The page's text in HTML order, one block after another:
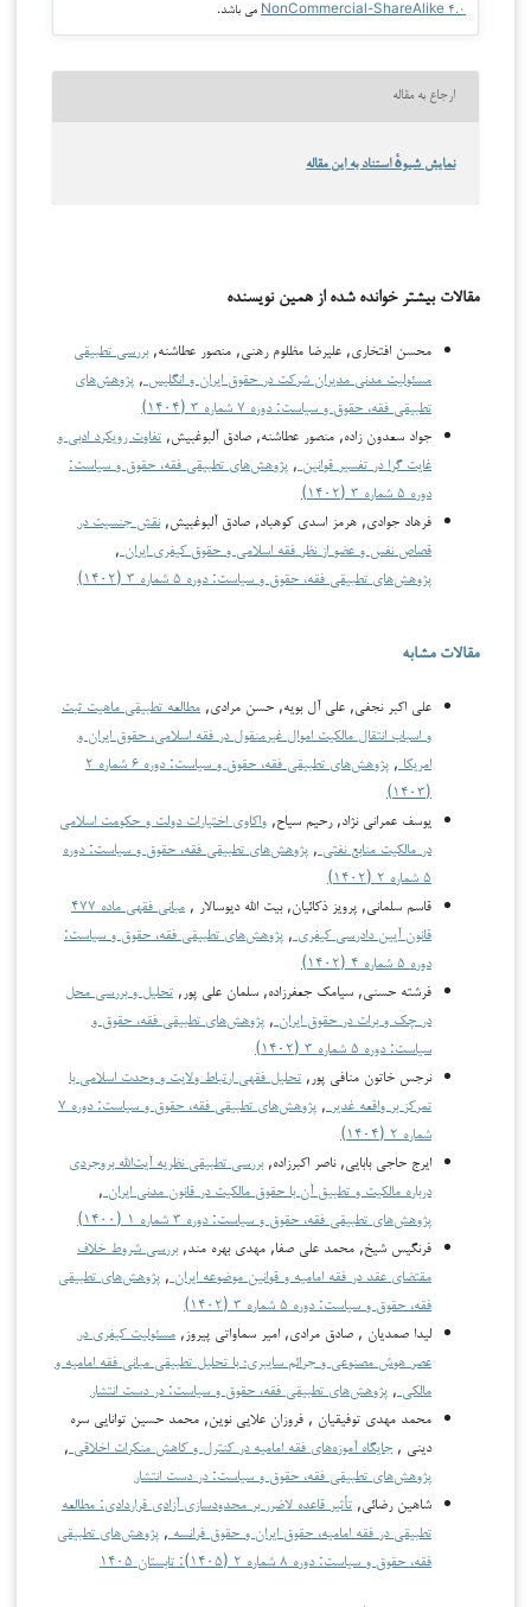
NonCommercial-ShareAlike ۴.۰ می باشد.
ارجاع به مقاله
نمایش شیوهٔ استناد به این مقاله
مقالات بیشتر خوانده شده از همین نویسنده
محسن افتخاری, علیرضا مظلوم رهنی, منصور عطاشنه,بررسی تطبیقی
مسئولیت مدنی مدیران شرکت در حقوق ایران و انگلیس , پژوهش‌های
تطبیقی فقه، حقوق و سیاست: دوره ۷ شماره ۳ (۱۴۰۴)
جواد سعدون زاده, منصور عطاشنه, صادق آلبوغبیش, تفاوت رویکرد ادبی و
غایت گرا در تفسیر قوانین , پژوهش‌های تطبیقی فقه، حقوق و سیاست:
دوره ۵ شماره ۳ (۱۴۰۲)
فرهاد جوادی, هرمز اسدی کوهباد, صادق آلبوغبیش,نقش جنسیت در
قصاص نفس و عضو از نظر فقه اسلامی و حقوق کیفری ایران ,
پژوهش‌های تطبیقی فقه، حقوق و سیاست: دوره ۵ شماره ۳ (۱۴۰۲)
مقالات مشابه
علی اکبر نجفی, علی آل بویه, حسن مرادی, مطالعه تطبیقی ماهیت ثبت
و اسباب انتقال مالکیت اموال غیرمنقول در فقه اسلامی، حقوق ایران و
امریکا ,
پژوهش‌های تطبیقی فقه، حقوق و سیاست: دوره ۶ شماره ۲
(۱۴۰۳)
یوسف عمرانی نژاد, رحیم سیاح, واکاوی اختیارات دولت و حکومت اسلامی
در مالکیت منابع نفتی , پژوهش‌های تطبیقی فقه، حقوق و سیاست: دوره
۵ شماره ۲ (۱۴۰۲)
قاسم سلمانی, پرویز ذکائیان, بیت الله دیوسالار ,
مبانی فقهی ماده ۴۷۷
قانون آیین دادرسی کیفری , پژوهش‌های تطبیقی فقه، حقوق و سیاست:
دوره ۵ شماره ۴ (۱۴۰۲)
فرشته حسنی, سیامک جعفرزاده, سلمان علی پور, تحلیل و بررسی محل
در چک و برات در حقوق ایران , پژوهش‌های تطبیقی فقه، حقوق و
سیاست: دوره ۵ شماره ۳ (۱۴۰۲)
نرجس خاتون منافی پور, تحلیل فقهی ارتباط ولایت و وحدت اسلامی با
تمرکز بر واقعه غدیر ,
پژوهش‌های تطبیقی فقه، حقوق و سیاست: دوره ۷
شماره ۲ (۱۴۰۴)
ایرج حاجی بابایی, ناصر اکبرزاده,بررسی تطبیقی نظریه آیت‌الله بروجردی
درباره مالکیت و تطبیق آن با حقوق مالکیت در قانون مدنی ایران ,
پژوهش‌های تطبیقی فقه، حقوق و سیاست: دوره ۳ شماره ۱ (۱۴۰۰)
فرنگیس شیخ, محمد علی صفا, مهدی بهره مند,بررسی شروط خلاف
مقتضای عقد در فقه امامیه و قوانین موضوعه ایران , پژوهش‌های تطبیقی
فقه، حقوق و سیاست: دوره ۵ شماره ۳ (۱۴۰۲)
لیدا صمدیان , صادق مرادی, امیر سماواتی پیروز, مسئولیت کیفری در
عصر هوش مصنوعی و جرائم سایبری؛ با تحلیل تطبیقی مبانی فقه امامیه و
مالکی , پژوهش‌های تطبیقی فقه، حقوق و سیاست: در دست انتشار
محمد مهدی توفیقیان , فروزان علایی نوین, محمد حسین توانایی سره
دینی , جایگاه آموزه‌های فقه امامیه در کنترل و کاهش منکرات اخلاقی ,
پژوهش‌های تطبیقی فقه، حقوق و سیاست: در دست انتشار
شاهین رضائی, تأثیر قاعده لاضرر بر محدودسازی آزادی قراردادی: مطالعه
تطبیقی در فقه امامیه، حقوق ایران و حقوق فرانسه , پژوهش‌های تطبیقی
فقه، حقوق و سیاست: دوره ۸ شماره ۲ (۱۴۰۵): تابستان ۱۴۰۵